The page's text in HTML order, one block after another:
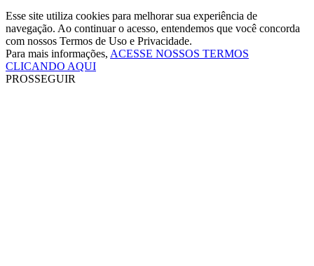
Esse site utiliza cookies para melhorar sua experiência de
navegação. Ao continuar o acesso, entendemos que você concorda
com nossos Termos de Uso e Privacidade.
Para mais informações, ACESSE NOSSOS TERMOS
CLICANDO AQUI
PROSSEGUIR